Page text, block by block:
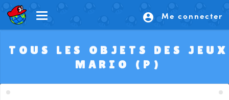
account_circle Me connecter
TOUS LES OBJETS DES JEUX
MARIO (P)